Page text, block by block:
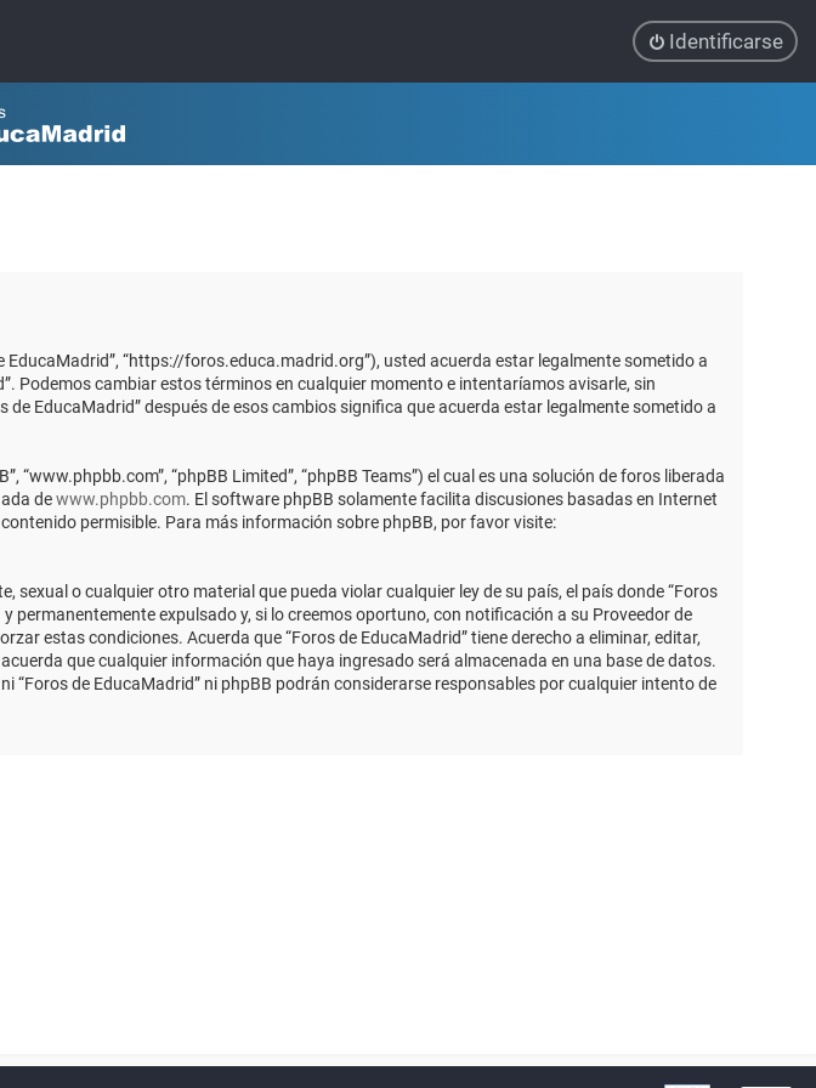
Identificarse
EducaMadrid”, “https://foros.educa.madrid.org”), usted acuerda estar legalmente sometido a
Podemos cambiar estos términos en cualquier momento e intentaríamos avisarle, sin
EducaMadrid” después de esos cambios significa que acuerda estar legalmente sometido a
“www.phpbb.com”, “phpBB Limited”, “phpBB Teams”) el cual es una solución de foros liberada
dewww.phpbb.com. El software phpBB solamente facilita discusiones basadas en Internet
permisible. Para más información sobre phpBB, por favor visite:
o cualquier otro material que pueda violar cualquier ley de su país, el país donde “Foros
expulsado y, si lo creemos oportuno, con notificación a su Proveedor de
estas condiciones. Acuerda que “Foros de EducaMadrid” tiene derecho a eliminar, editar,
que cualquier información que haya ingresado será almacenada en una base de datos.
de EducaMadrid” ni phpBB podrán considerarse responsables por cualquier intento de